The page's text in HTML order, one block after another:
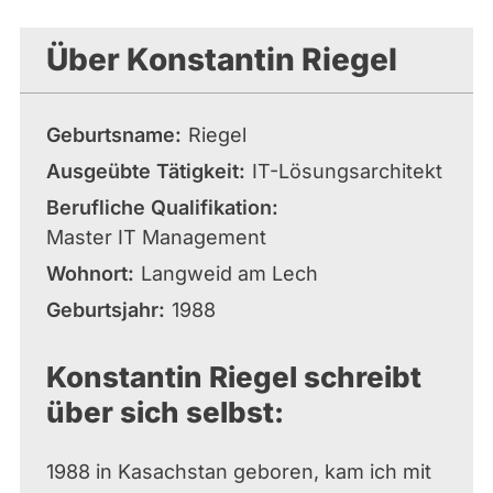
oder
Mandaten
können
abgeordnetenwatch
befragt
werden.
Über Konstantin Riegel
Geburtsname
Riegel
Ausgeübte Tätigkeit
IT-Lösungsarchitekt
Berufliche Qualifikation
Master IT Management
Wohnort
Langweid am Lech
Geburtsjahr 1988
Konstantin Riegel schreibt
über sich selbst:
1988 in Kasachstan geboren, kam ich mit